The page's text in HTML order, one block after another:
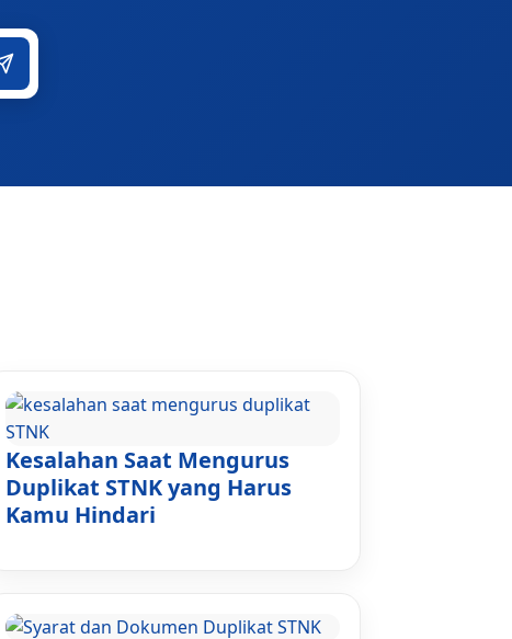
Kesalahan Saat Mengurus
Duplikat STNK yang Harus
Kamu Hindari